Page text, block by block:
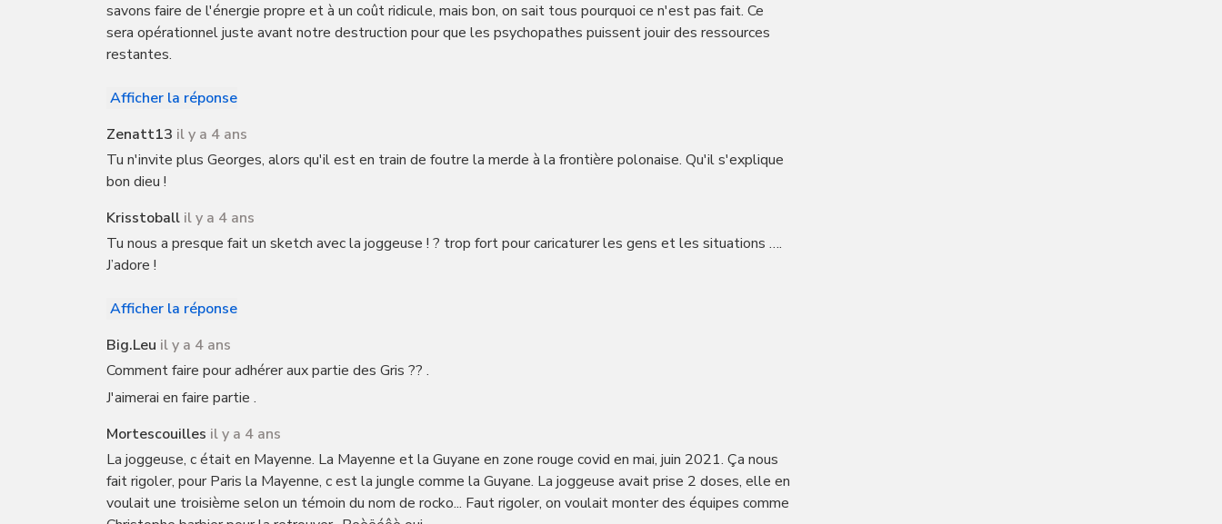
savons faire de l'énergie propre et à un coût ridicule, mais bon, on sait tous pourquoi ce n'est pas fait. Ce
sera opérationnel juste avant notre destruction pour que les psychopathes puissent jouir des ressources
restantes.
Afficher la réponse
Zenatt13 il y a 4 ans
Tu n'invite plus Georges, alors qu'il est en train de foutre la merde à la frontière polonaise. Qu'il s'explique
bon dieu !
Krisstoball il y a 4 ans
Tu nous a presque fait un sketch avec la joggeuse ! ? trop fort pour caricaturer les gens et les situations ….
J’adore !
Afficher la réponse
Big.leu il y a 4 ans
Comment faire pour adhérer aux partie des Gris ?? .
J'aimerai en faire partie .
Mortescouilles il y a 4 ans
La joggeuse, c était en Mayenne. La Mayenne et la Guyane en zone rouge covid en mai, juin 2021. Ça nous
fait rigoler, pour Paris la Mayenne, c est la jungle comme la Guyane. La joggeuse avait prise 2 doses, elle en
voulait une troisième selon un témoin du nom de rocko... Faut rigoler, on voulait monter des équipes comme